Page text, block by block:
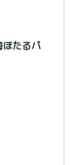
たるパ